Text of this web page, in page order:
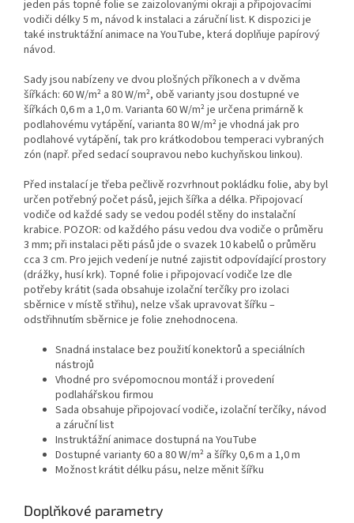
jeden pás topné folie se zaizolovanými okraji a připojovacími
vodiči délky 5 m, návod k instalaci a záruční list. K dispozici je
také instruktážní animace na YouTube, která doplňuje papírový
návod.
Sady jsou nabízeny ve dvou plošných příkonech a v dvěma
šířkách: 60 W/m² a 80 W/m², obě varianty jsou dostupné ve
šířkách 0,6 m a 1,0 m. Varianta 60 W/m² je určena primárně k
podlahovému vytápění, varianta 80 W/m² je vhodná jak pro
podlahové vytápění, tak pro krátkodobou temperaci vybraných
zón (např. před sedací soupravou nebo kuchyňskou linkou).
Před instalací je třeba pečlivě rozvrhnout pokládku folie, aby byl
určen potřebný počet pásů, jejich šířka a délka. Připojovací
vodiče od každé sady se vedou podél stěny do instalační
krabice. POZOR: od každého pásu vedou dva vodiče o průměru
3 mm; při instalaci pěti pásů jde o svazek 10 kabelů o průměru
cca 3 cm. Pro jejich vedení je nutné zajistit odpovídající prostory
(drážky, husí krk). Topné folie i připojovací vodiče lze dle
potřeby krátit (sada obsahuje izolační terčíky pro izolaci
sběrnice v místě střihu), nelze však upravovat šířku –
odstřihnutím sběrnice je folie znehodnocena.
Snadná instalace bez použití konektorů a speciálních
nástrojů
Vhodné pro svépomocnou montáž i provedení
podlahářskou firmou
Sada obsahuje připojovací vodiče, izolační terčíky, návod
a záruční list
Instruktážní animace dostupná na YouTube
Dostupné varianty 60 a 80 W/m² a šířky 0,6 m a 1,0 m
Možnost krátit délku pásu, nelze měnit šířku
Doplňkové parametry